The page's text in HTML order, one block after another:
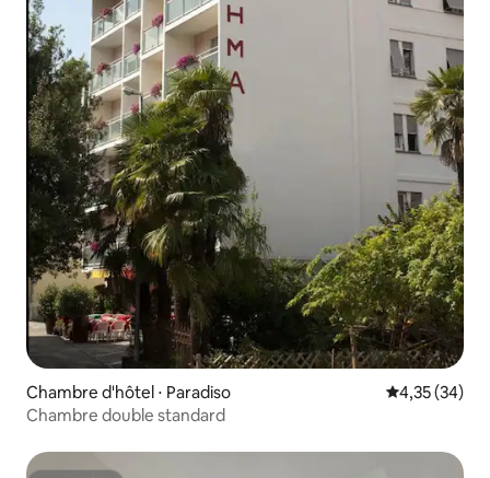
Chambre d'hôtel ⋅ Paradiso Évaluation
4,35 (34)
Chambre double standard